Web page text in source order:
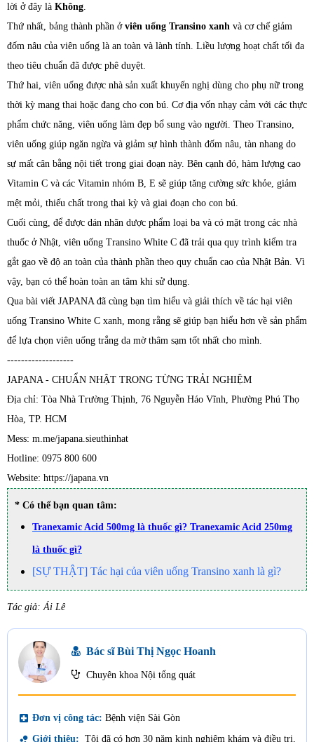
lời ở đây là Không.
Thứ nhất, bảng thành phần ở viên uống Transino xanh và cơ chế giảm
đốm nâu của viên uống là an toàn và lành tính. Liều lượng hoạt chất tối đa
theo tiêu chuẩn đã được phê duyệt.
Thứ hai, viên uống được nhà sản xuất khuyến nghị dùng cho phụ nữ trong
thời kỳ mang thai hoặc đang cho con bú. Cơ địa vốn nhạy cảm với các thực
phẩm chức năng, viên uống làm đẹp bổ sung vào người. Theo Transino,
viên uống giúp ngăn ngừa và giảm sự hình thành đốm nâu, tàn nhang do
sự mất cân bằng nội tiết trong giai đoạn này. Bên cạnh đó, hàm lượng cao
Vitamin C và các Vitamin nhóm B, E sẽ giúp tăng cường sức khỏe, giảm
mệt mỏi, thiếu chất trong thai kỳ và giai đoạn cho con bú.
Cuối cùng, để được dán nhãn dược phẩm loại ba và có mặt trong các nhà
thuốc ở Nhật, viên uống Transino White C đã trải qua quy trình kiểm tra
gắt gao về độ an toàn của thành phần theo quy chuẩn cao của Nhật Bản. Vì
vậy, bạn có thể hoàn toàn an tâm khi sử dụng.
Qua bài viết JAPANA đã cùng bạn tìm hiểu và giải thích về tác hại viên
uống Transino White C xanh, mong rằng sẽ giúp bạn hiểu hơn về sản phẩm
để lựa chọn viên uống trắng da mờ thâm sạm tốt nhất cho mình.
-------------------
JAPANA - CHUẨN NHẬT TRONG TỪNG TRẢI NGHIỆM
Địa chỉ: Tòa Nhà Trường Thịnh, 76 Nguyễn Háo Vĩnh, Phường Phú Thọ
Hòa, TP. HCM
Mess: m.me/japana.sieuthinhat
Hotline: 0975 800 600
Website: https://japana.vn
* Có thể bạn quan tâm:
Tranexamic Acid 500mg là thuốc gì? Tranexamic Acid 250mg
là thuốc gì?
[SỰ THẬT] Tác hại của viên uống Transino xanh là gì?
Tác giả: Ái Lê
Bác sĩ Bùi Thị Ngọc Hoanh
Chuyên khoa Nội tổng quát
local_hospital Đơn vị công tác: Bệnh viện Sài Gòn
bubble_chart Giới thiệu: Tôi đã có hơn 30 năm kinh nghiệm khám và điều trị,